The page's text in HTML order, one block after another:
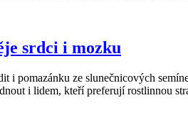
srdci i mozku
i pomazánku ze slunečnicových
i lidem, kteří preferují rostlinnou